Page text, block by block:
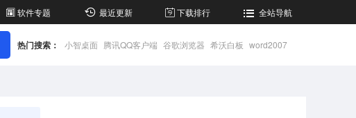
软件专题 最近更新 下载排行 全站导航
热门搜索： 小智桌面 腾讯QQ客户端 谷歌浏览器 希沃白板 word2007